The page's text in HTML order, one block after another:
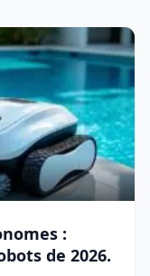
:
de 2026.